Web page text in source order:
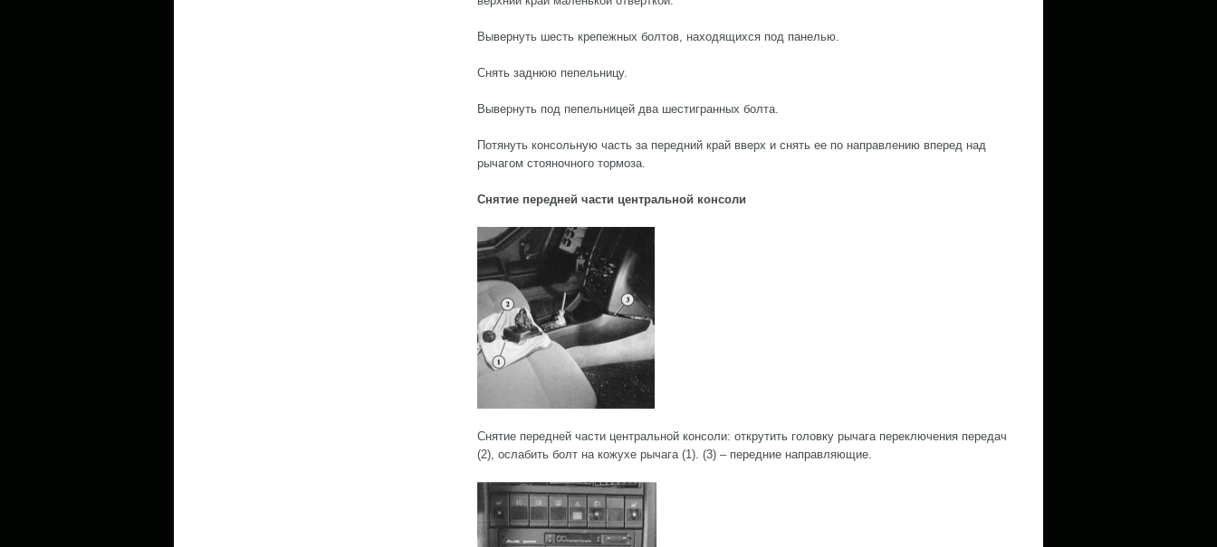
Вывернуть шесть крепежных болтов, находящихся под панелью.
Снять заднюю пепельницу.
Вывернуть под пепельницей два шестигранных болта.
Потянуть консольную часть за передний край вверх и снять ее по направлению вперед над
рычагом стояночного тормоза.
Снятие передней части центральной консоли
Снятие передней части центральной консоли: открутить головку рычага переключения передач
(2), ослабить болт на кожухе рычага (1). (3) – передние направляющие.